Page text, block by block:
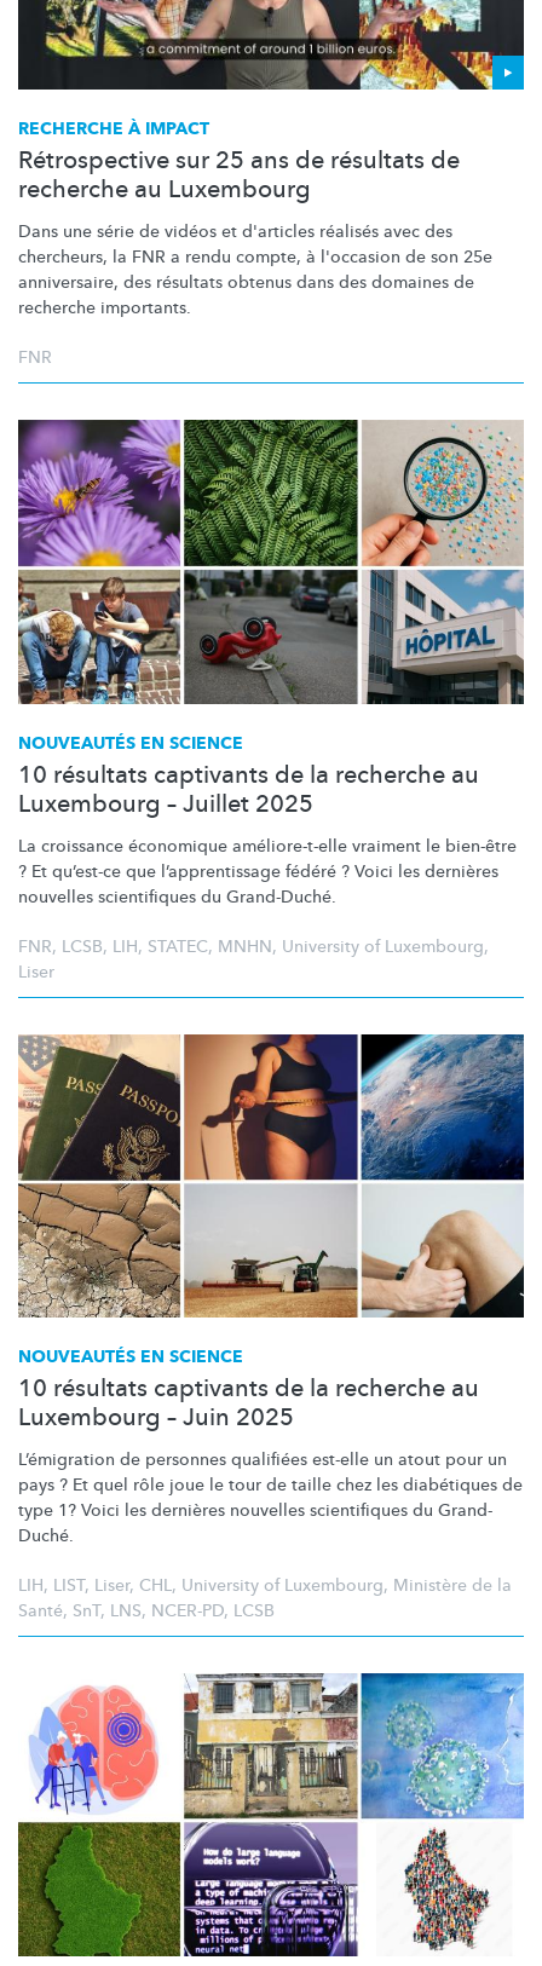
RECHERCHE À IMPACT
Rétrospective sur 25 ans de résultats de
recherche au Luxembourg
Dans une série de vidéos et d'articles réalisés avec des
chercheurs, la FNR a rendu compte, à l'occasion de son 25e
anniversaire, des résultats obtenus dans des domaines de
recherche importants.
FNR
NOUVEAUTÉS EN SCIENCE
10 résultats captivants de la recherche au
Luxembourg – Juillet 2025
La croissance économique améliore-t-elle vraiment le bien-être
? Et qu’est-ce que l’apprentissage fédéré ? Voici les dernières
nouvelles scientifiques du Grand-Duché.
FNR, LCSB, LIH, STATEC, MNHN, University of Luxembourg,
Liser
NOUVEAUTÉS EN SCIENCE
10 résultats captivants de la recherche au
Luxembourg – Juin 2025
L’émigration de personnes qualifiées est-elle un atout pour un
pays ? Et quel rôle joue le tour de taille chez les diabétiques de
type 1? Voici les dernières nouvelles scientifiques du Grand-
Duché.
LIH, LIST, Liser, CHL, University of Luxembourg, Ministère de la
Santé, SnT, LNS, NCER-PD, LCSB